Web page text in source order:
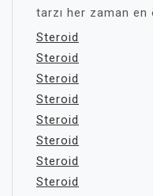
tarzı her zaman
Steroid
Steroid
Steroid
Steroid
Steroid
Steroid
Steroid
Steroid